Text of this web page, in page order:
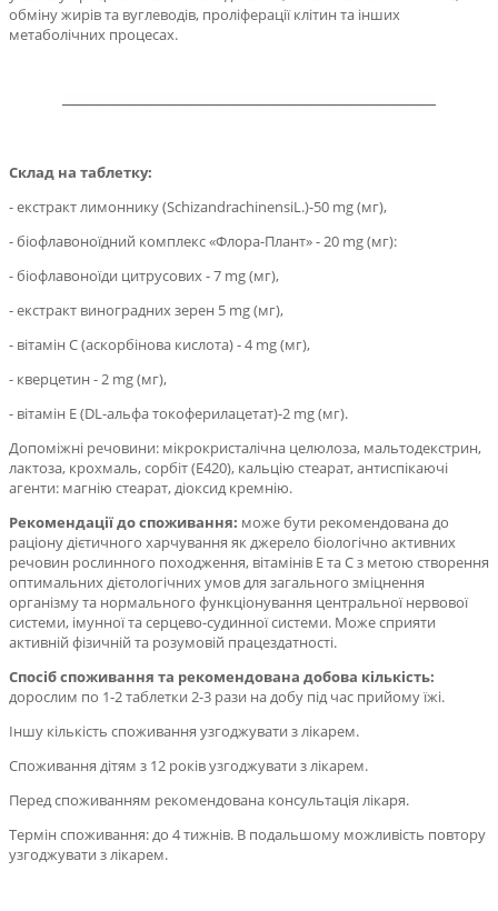
обміну жирів та вуглеводів, проліферації клітин та інших
метаболічних процесах.
—————————————————————
Склад на таблетку:
- екстракт лимоннику (SchizandrachinensiL.)-50 mg (мг),
- біофлавоноїдний комплекс «Флора-Плант» - 20 mg (мг):
- біофлавоноїди цитрусових - 7 mg (мг),
- екстракт виноградних зерен 5 mg (мг),
- вітамін С (аскорбінова кислота) - 4 mg (мг),
- кверцетин - 2 mg (мг),
- вітамін Е (DL-альфа токоферилацетат)-2 mg (мг).
Допоміжні речовини: мікрокристалічна целюлоза, мальтодекстрин,
лактоза, крохмаль, сорбіт (Е420), кальцію стеарат, антиспікаючі
агенти: магнію стеарат, діоксид кремнію.
Рекомендації до споживання: може бути рекомендована до
раціону дієтичного харчування як джерело біологічно активних
речовин рослинного походження, вітамінів Е та С з метою створення
оптимальних дієтологічних умов для загального зміцнення
організму та нормального функціонування центральної нервової
системи, імунної та серцево-судинної системи. Може сприяти
активній фізичній та розумовій працездатності.
Спосіб споживання та рекомендована добова кількість:
дорослим по 1-2 таблетки 2-3 рази на добу під час прийому їжі.
Іншу кількість споживання узгоджувати з лікарем.
Споживання дітям з 12 років узгоджувати з лікарем.
Перед споживанням рекомендована консультація лікаря.
Термін споживання: до 4 тижнів. В подальшому можливість повтору
узгоджувати з лікарем.